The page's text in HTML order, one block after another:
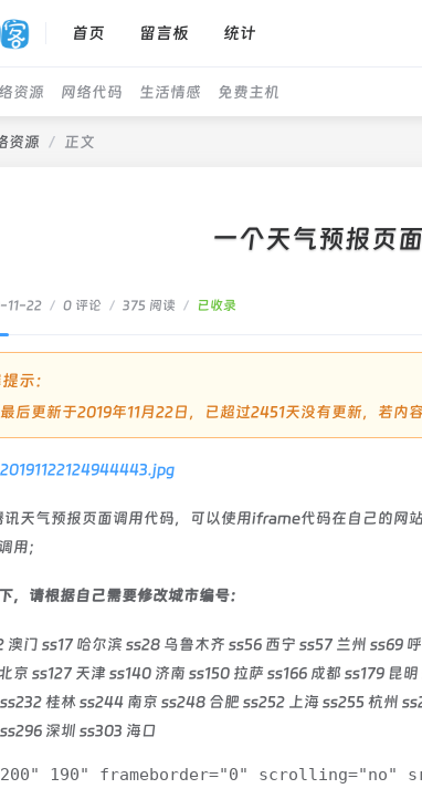
首页 留言板 统计
资源 网络代码 生活情感 免费主机
资源 / 正文
一个天气预报页
11-22 / 0 评论 / 375 阅读 / 已收录
示：
后更新于2019年11月22日，已超过2451天没有更新，若内
讯天气预报页面调用代码，可以使用iframe代码在自己的网
用；
，请根据自己需要修改城市编号：
澳门 ss17 哈尔滨 ss28 乌鲁木齐 ss56 西宁 ss57 兰州 ss69
京 ss127 天津 ss140 济南 ss150 拉萨 ss166 成都 ss179 昆
桂林 ss244 南京 ss248 合肥 ss252 上海 ss255 杭州
深圳 ss303 海口
190" frameborder="0" scrolling="no"